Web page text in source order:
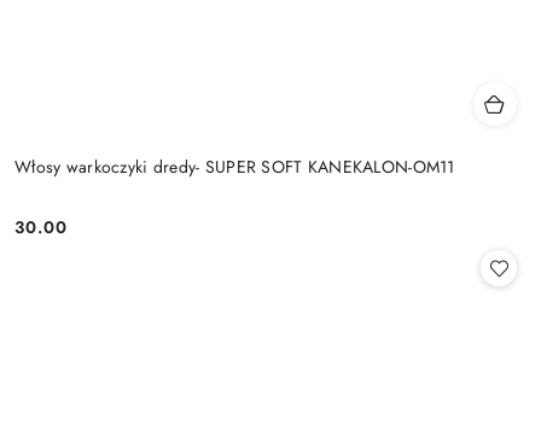
Włosy warkoczyki dredy- SUPER SOFT KANEKALON-OM11
Cena:
30.00